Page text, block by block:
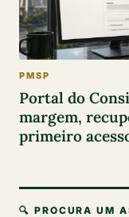
PMSP
Portal do
margem,
primeiro
🔍 PROCURA UM